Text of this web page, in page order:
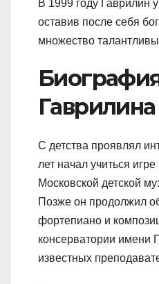
В 1999 году Гаврилин
оставив после себя
множество
Гаврилина
С детства проявлял
лет начал учиться
Московской детской
Позже он продолжил
фортепиано и
консерватории имени
известных